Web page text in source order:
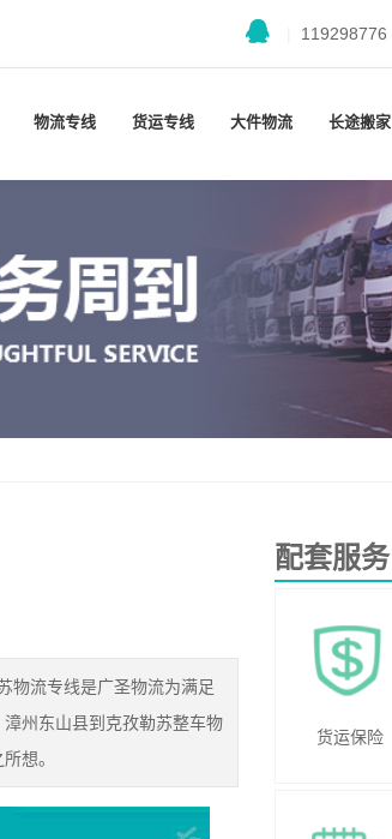
119298776
物流专线 货运专线 大件物流 长途搬家
物流专线是广圣物流为满足
州东山县到克孜勒苏整车物
想。
配套服务
货运保险